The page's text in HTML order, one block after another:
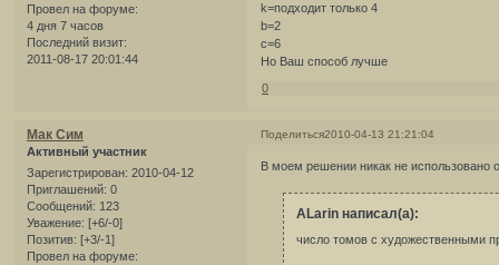
Провел на форуме:
4 дня 7 часов
Последний визит:
2011-08-17 20:01:44
k=подходит только 4
b=2
c=6
Но Ваш способ лучше
0
Поделиться2010-04-13 21:21:04
Мак Сим
Активный участник
Зарегистрирован: 2010-04-12
Приглашений: 0
Сообщений: 123
Уважение: [+6/-0]
Позитив: [+3/-1]
Провел на форуме:
В моем решении никак не использовано
ALarin написал(а):
число томов с художественными